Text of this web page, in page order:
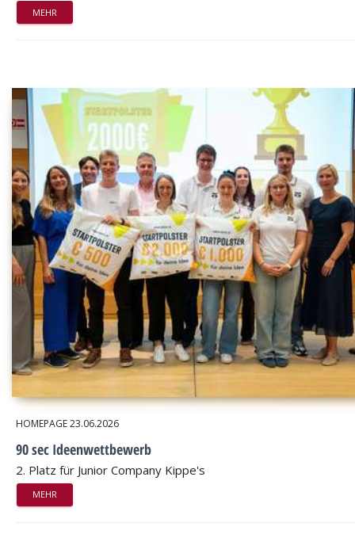
MEHR
HOMEPAGE23.06.2026
90 sec Ideenwettbewerb
2. Platz für Junior Company Kippe's
MEHR